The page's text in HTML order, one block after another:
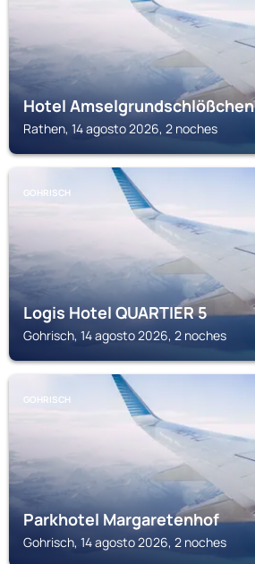
Hotel Amselgrundschlößchen
Rathen, 14 agosto 2026, 2 noches
GOHRISCH
Logis Hotel QUARTIER 5
Gohrisch, 14 agosto 2026, 2 noches
GOHRISCH
Parkhotel Margaretenhof
Gohrisch, 14 agosto 2026, 2 noches